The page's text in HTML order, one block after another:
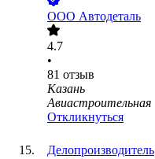
ООО Автодеталь
4.7
•
81 отзыв
Казань
Авиастроительная
Откликнуться
Делопроизводитель